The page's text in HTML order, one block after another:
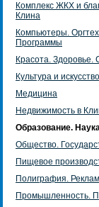
Комплекс ЖКХ и
Клина
Компьютеры.
Программы
Красота. Здоровье.
Культура и
Медицина
Недвижимость в
Образование.
Общество.
Пищевое
Полиграфия.
Промышленность.